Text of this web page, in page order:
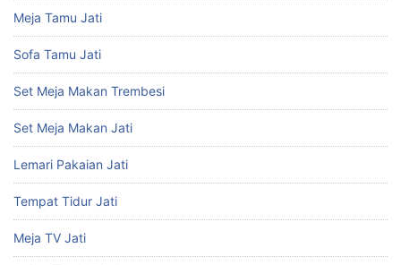
Meja Tamu Jati
Sofa Tamu Jati
Set Meja Makan Trembesi
Set Meja Makan Jati
Lemari Pakaian Jati
Tempat Tidur Jati
Meja TV Jati